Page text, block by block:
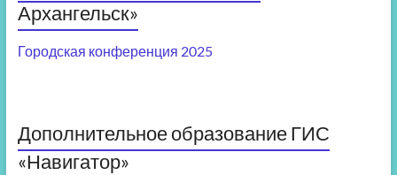
Архангельск»
Городская конференция 2025
Дополнительное образование ГИС
«Навигатор»